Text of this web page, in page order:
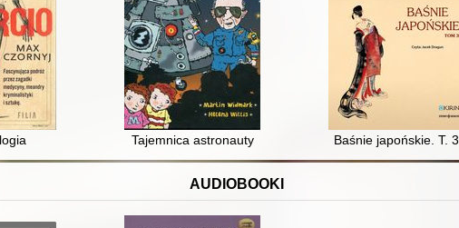
Tajemnica astronauty Baśnie japońskie. T. 3
AUDIOBOOKI